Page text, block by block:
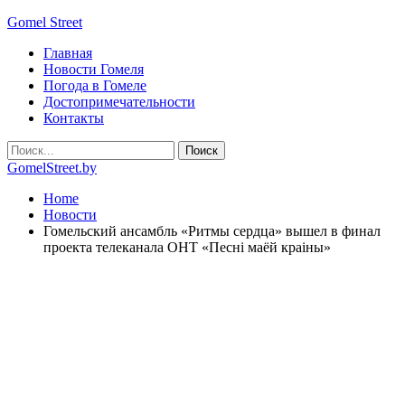
Gomel Street
Главная
Новости Гомеля
Погода в Гомеле
Достопримечательности
Контакты
GomelStreet.by
Home
Новости
Гомельский ансамбль «Ритмы сердца» вышел в финал
проекта телеканала ОНТ «Песні маёй краіны»